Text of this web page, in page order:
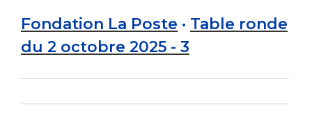
Fondation La Poste · Table ronde
du 2 octobre 2025 - 3